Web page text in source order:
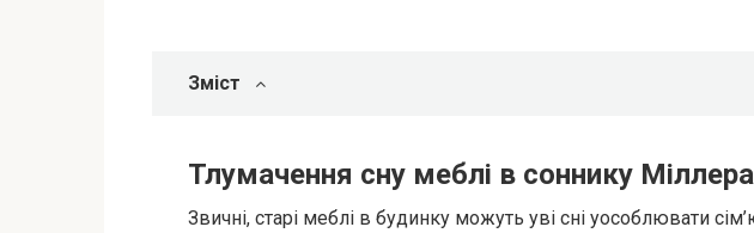
Зміст
Тлумачення сну меблі в соннику Міллера
Звичні, старі меблі в будинку можуть уві сні уособлювати